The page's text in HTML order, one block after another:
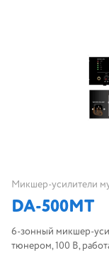
Микшер-усилители
DA-500MT
6-зонный микшер-
тюнером, 100 В,